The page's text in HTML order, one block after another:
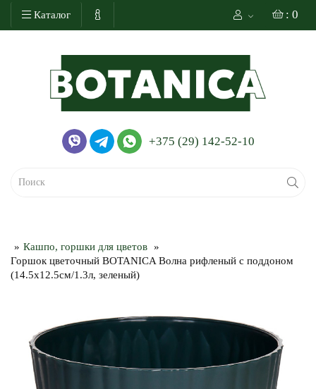
: 0
Каталог
+375 (29) 142-52-10
Кашпо, горшки для цветов
Горшок цветочный BOTANICA Волна рифленый с поддоном
(14.5x12.5см/1.3л, зеленый)